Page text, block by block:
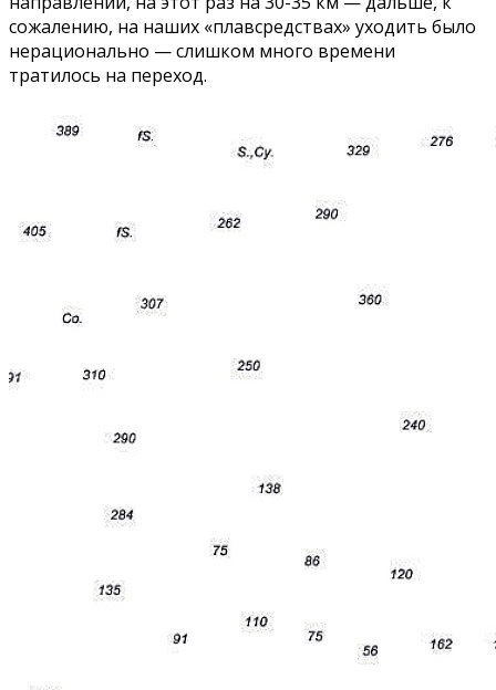
сожалению, на наших «плавсредствах» уходить было
нерационально — слишком много времени
тратилось на переход.